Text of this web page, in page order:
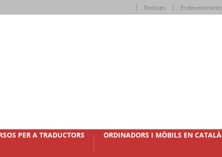
Notícies Esdeveniments
PER A TRADUCTORS ORDINADORS I MÒBILS EN CATALÀ